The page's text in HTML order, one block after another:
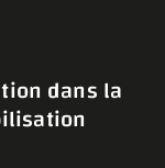
dans la